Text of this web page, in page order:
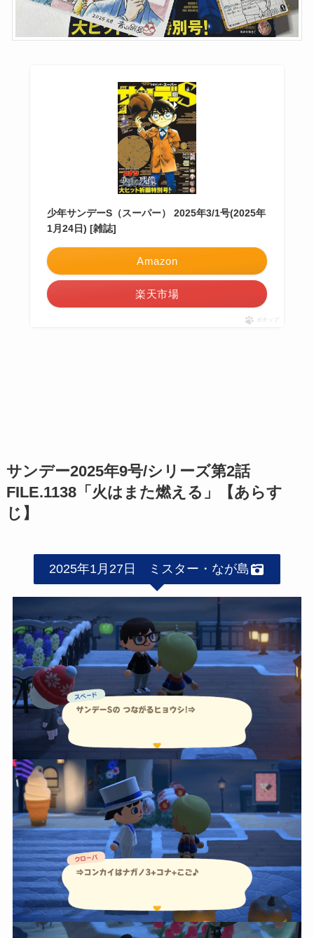
少年サンデーS（スーパー） 2025年3/1号(2025年
1月24日) [雑誌]
Amazon
楽天市場
ポチップ
サンデー2025年9号/シリーズ第2話
FILE.1138「火はまた燃える」【あらす
じ】
2025年1月27日 ミスター・なが島